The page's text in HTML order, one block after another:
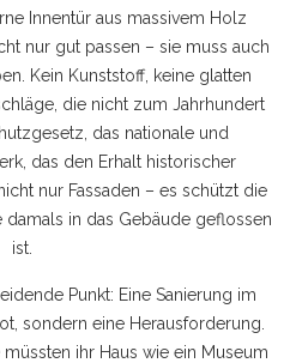
Innentür aus massivem Holz
nur gut passen – sie muss auch
Kein Kunststoff, keine glatten
die nicht zum Jahrhundert
das nationale und
das den Erhalt historischer
nur Fassaden – es schützt die
damals in das Gebäude geflossen
ist.
Punkt: Eine Sanierung im
sondern eine Herausforderung.
ihr Haus wie ein Museum